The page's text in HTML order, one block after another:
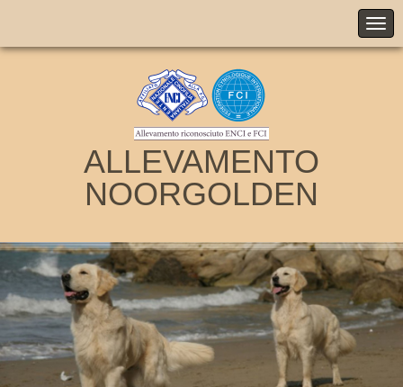
ALLEVAMENTO
NOORGOLDEN